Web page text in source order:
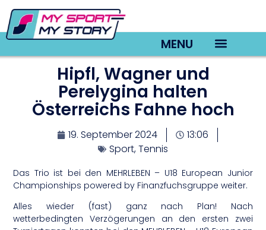
MENU
Hipfl, Wagner und
Perelygina halten
Österreichs Fahne hoch
19. September 2024
13:06
Sport,Tennis
Das Trio ist bei den MEHRLEBEN – U18 European Junior
Championships powered by Finanzfuchsgruppe weiter.
Alles wieder (fast) ganz nach Plan! Nach
wetterbedingten Verzögerungen an den ersten zwei